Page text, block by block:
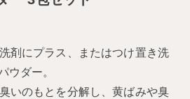
剤にプラス、またはつけ置き洗
ウダー。
いのもとを分解し、黄ばみや臭